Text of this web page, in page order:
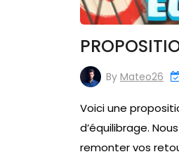
By Mateo26
Voici une
d’équilibrage.
remonter vos